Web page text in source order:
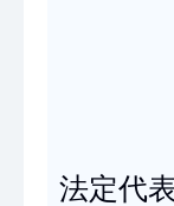
法定代